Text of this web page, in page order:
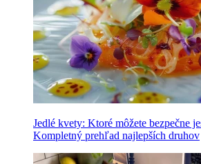
Jedlé kvety: Ktoré môžete bezpečne
Kompletný prehľad najlepších druhov